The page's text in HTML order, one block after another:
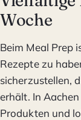
Woche
Beim Meal Prep
Rezepte zu
sicherzustellen,
erhält. In
Produkten und